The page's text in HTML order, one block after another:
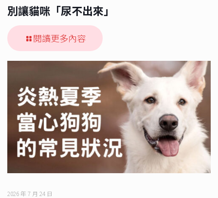
別讓貓咪「尿不出來」
閱讀更多內容
2026 年 7 月 24 日